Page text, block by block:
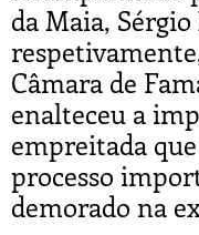
da Maia,
Câmara de
enalteceu a
empreitada
processo
demorado na